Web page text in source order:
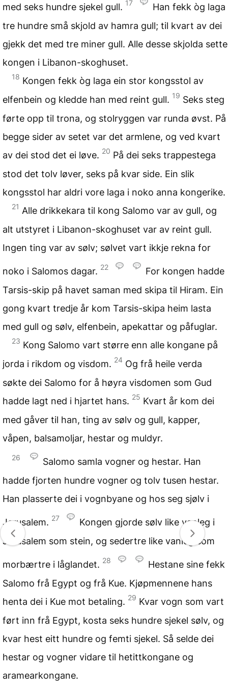
med seks hundre sjekel gull. 17
Han fekk òg laga
tre hundre små skjold av hamra gull; til kvart av dei
gjekk det med tre miner gull. Alle desse skjolda sette
kongen i Libanon-skoghuset.
18 Kongen fekk òg laga ein stor kongsstol av
elfenbein og kledde han med reint gull. 19 Seks steg
førte opp til trona, og stolryggen var runda øvst. På
begge sider av setet var det armlene, og ved kvart
av dei stod det ei løve. 20 På dei seks trappestega
stod det tolv løver, seks på kvar side. Ein slik
kongsstol har aldri vore laga i noko anna kongerike.
21 Alle drikkekara til kong Salomo var av gull, og
alt utstyret i Libanon-skoghuset var av reint gull.
Ingen ting var av sølv; sølvet vart ikkje rekna for
noko i Salomos dagar. 22
For kongen hadde
Tarsis-skip på havet saman med skipa til Hiram. Ein
gong kvart tredje år kom Tarsis-skipa heim lasta
med gull og sølv, elfenbein, apekattar og påfuglar.
23 Kong Salomo vart større enn alle kongane på
jorda i rikdom og visdom. 24 Og frå heile verda
søkte dei Salomo for å høyra visdomen som Gud
hadde lagt ned i hjartet hans. 25 Kvart år kom dei
med gåver til han, ting av sølv og gull, kapper,
våpen, balsamoljar, hestar og muldyr.
26
Salomo samla vogner og hestar. Han
hadde fjorten hundre vogner og tolv tusen hestar.
Han plasserte dei i vognbyane og hos seg sjølv i
Jerusalem. 27
Kongen gjorde sølv like vanleg i
Jerusalem som stein, og sedertre like vanleg som
morbærtre i låglandet. 28
Hestane sine fekk
Salomo frå Egypt og frå Kue. Kjøpmennene hans
henta dei i Kue mot betaling. 29 Kvar vogn som vart
ført inn frå Egypt, kosta seks hundre sjekel sølv, og
kvar hest eitt hundre og femti sjekel. Så selde dei
hestar og vogner vidare til hetittkongane og
aramearkongane.